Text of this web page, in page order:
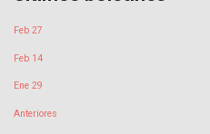
Feb 27
Feb 14
Ene 29
Anteriores